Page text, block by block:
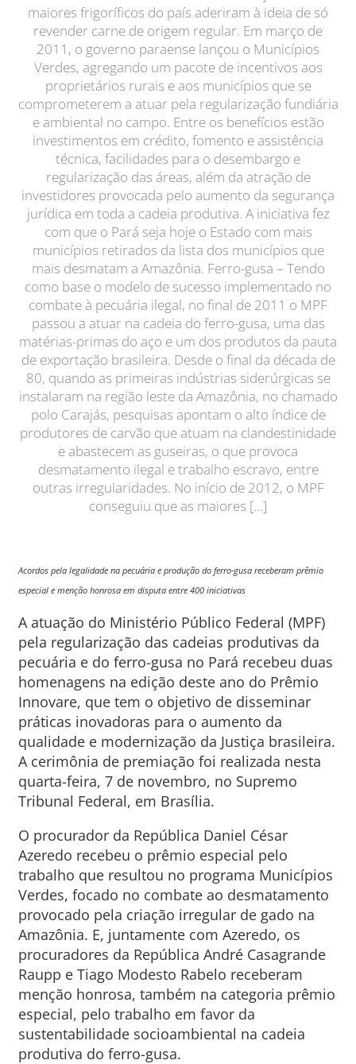
maiores frigoríficos do país aderiram à ideia de só
revender carne de origem regular. Em março de
2011, o governo paraense lançou o Municípios
Verdes, agregando um pacote de incentivos aos
proprietários rurais e aos municípios que se
comprometerem a atuar pela regularização fundiária
e ambiental no campo. Entre os benefícios estão
investimentos em crédito, fomento e assistência
técnica, facilidades para o desembargo e
regularização das áreas, além da atração de
investidores provocada pelo aumento da segurança
jurídica em toda a cadeia produtiva. A iniciativa fez
com que o Pará seja hoje o Estado com mais
municípios retirados da lista dos municípios que
mais desmatam a Amazônia. Ferro-gusa – Tendo
como base o modelo de sucesso implementado no
combate à pecuária ilegal, no final de 2011 o MPF
passou a atuar na cadeia do ferro-gusa, uma das
matérias-primas do aço e um dos produtos da pauta
de exportação brasileira. Desde o final da década de
80, quando as primeiras indústrias siderúrgicas se
instalaram na região leste da Amazônia, no chamado
polo Carajás, pesquisas apontam o alto índice de
produtores de carvão que atuam na clandestinidade
e abastecem as guseiras, o que provoca
desmatamento ilegal e trabalho escravo, entre
outras irregularidades. No início de 2012, o MPF
conseguiu que as maiores […]
Acordos pela legalidade na pecuária e produção do ferro-gusa receberam prêmio
especial e menção honrosa em disputa entre 400 iniciativas
A atuação do Ministério Público Federal (MPF)
pela regularização das cadeias produtivas da
pecuária e do ferro-gusa no Pará recebeu duas
homenagens na edição deste ano do Prêmio
Innovare, que tem o objetivo de disseminar
práticas inovadoras para o aumento da
qualidade e modernização da Justiça brasileira.
A cerimônia de premiação foi realizada nesta
quarta-feira, 7 de novembro, no Supremo
Tribunal Federal, em Brasília.
O procurador da República Daniel César
Azeredo recebeu o prêmio especial pelo
trabalho que resultou no programa Municípios
Verdes, focado no combate ao desmatamento
provocado pela criação irregular de gado na
Amazônia. E, juntamente com Azeredo, os
procuradores da República André Casagrande
Raupp e Tiago Modesto Rabelo receberam
menção honrosa, também na categoria prêmio
especial, pelo trabalho em favor da
sustentabilidade socioambiental na cadeia
produtiva do ferro-gusa.